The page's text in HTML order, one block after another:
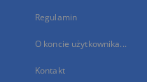
Regulamin
O koncie użytkownika...
Kontakt